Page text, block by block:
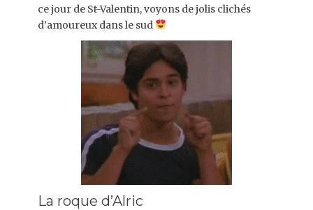
ce jour de St-Valentin, voyons de jolis clichés
d’amoureux dans le sud
La roque d’Alric